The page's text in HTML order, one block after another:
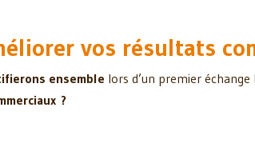
vos résultats
ensemble lors d’un premier
?